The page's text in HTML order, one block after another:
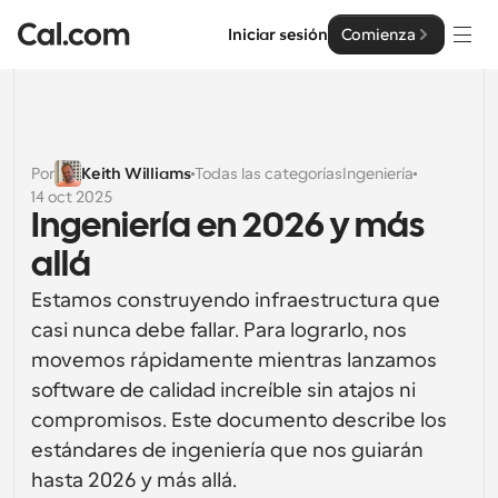
Iniciar sesión Comienza
Soluciones
Por tamaño del equipo
Para individuos
Programación personal hecha simple
Para Equipos
Programación colaborativa para grupos
Para desarrolladores
Funciones y integraciones poderosas
Para empresas
Empresa
Documentación del Desarrollador
Documentación para la plataforma Cal.com
API
API
Crea tus propias integraciones con nuestra API pública
Precios
Por Keith WilliamsTodas las categoríasIngeniería
14 oct 2025
Ingeniería en 2026 y más
allá
Estamos construyendo infraestructura que
casi nunca debe fallar. Para lograrlo, nos
movemos rápidamente mientras lanzamos
software de calidad increíble sin atajos ni
compromisos. Este documento describe los
estándares de ingeniería que nos guiarán
hasta 2026 y más allá.